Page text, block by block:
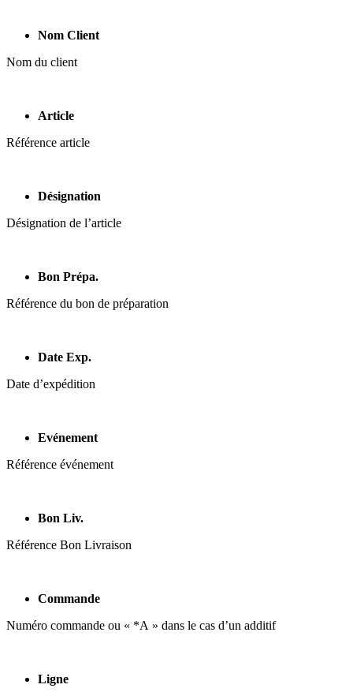
Nom Client
Nom du client
Article
Référence article
Désignation
Désignation de l’article
Bon Prépa.
Référence du bon de préparation
Date Exp.
Date d’expédition
Evénement
Référence événement
Bon Liv.
Référence Bon Livraison
Commande
Numéro commande ou « *A » dans le cas d’un additif
Ligne